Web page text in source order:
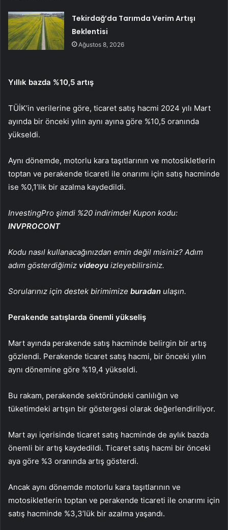
Tekirdağ’da Tarımda Verim Artışı
Beklentisi
Ağustos 8, 2026
Yıllık bazda %10,5 artış
TÜİK’in verilerine göre, ticaret satış hacmi 2024 yılı Mart
ayında bir önceki yılın aynı ayına göre %10,5 oranında
yükseldi.
Aynı dönemde, motorlu kara taşıtlarının ve motosikletlerin
toptan ve perakende ticareti ile onarımı için satış hacminde
ise %0,1’lik bir azalma kaydedildi.
InvestingPro şimdi %20 indirimde! Kupon kodu:
INVPROCONT
Kodu nasıl kullanacağınızdan emin değil misiniz? Adım
adım gösterdiğimiz videoyu izleyebilirsiniz.
Sorularınız için destek birimimize buradan ulaşın.
Perakende satışlarda önemli yükseliş
Mart ayında perakende satış hacminde belirgin bir artış
gözlendi. Perakende ticaret satış hacmi, bir önceki yılın
aynı dönemine göre %19,4 yükseldi.
Bu rakam, perakende sektöründeki canlılığın ve
tüketimdeki artışın bir göstergesi olarak değerlendiriliyor.
Mart ayı içerisinde ticaret satış hacminde de aylık bazda
önemli bir artış kaydedildi. Ticaret satış hacmi bir önceki
aya göre %3 oranında artış gösterdi.
Ancak aynı dönemde motorlu kara taşıtlarının ve
motosikletlerin toptan ve perakende ticareti ile onarımı için
satış hacminde %3,3’lük bir azalma yaşandı.